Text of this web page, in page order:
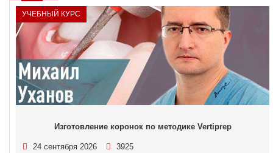
УЧЕБНЫЙ КУРС
Изготовление коронок по методике Vertiprep
24 сентября 2026 3925